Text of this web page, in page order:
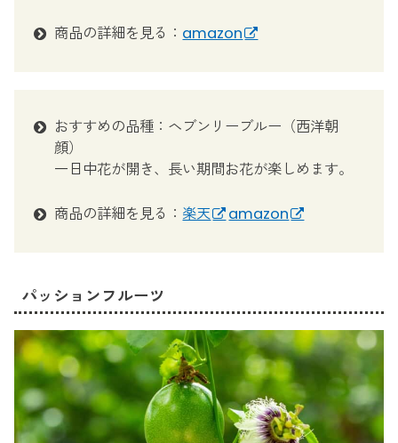
商品の詳細を見る： amazon
おすすめの品種：ヘブンリーブルー（西洋朝
顔）
一日中花が開き、長い期間お花が楽しめます。
商品の詳細を見る： 楽天 amazon
パッションフルーツ